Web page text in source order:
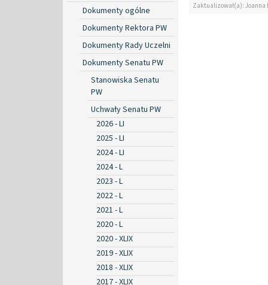
Dokumenty ogólne
Dokumenty Rektora PW
Dokumenty Rady Uczelni
Dokumenty Senatu PW
Stanowiska Senatu
PW
Uchwały Senatu PW
2026 - LI
2025 - LI
2024 - LI
2024 - L
2023 - L
2022 - L
2021 - L
2020 - L
2020 - XLIX
2019 - XLIX
2018 - XLIX
2017 - XLIX
Zaktualizował(a):